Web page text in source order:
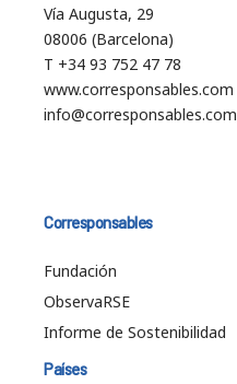
Vía Augusta, 29
08006 (Barcelona)
T +34 93 752 47 78
www.corresponsables.com
info@corresponsables.com
Corresponsables
Fundación
ObservaRSE
Informe de Sostenibilidad
Países